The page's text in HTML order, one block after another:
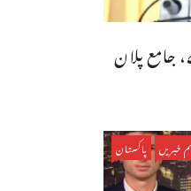
جامع پلان
خبریں پاکستان